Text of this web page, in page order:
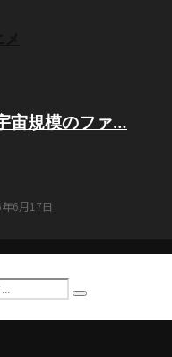
宙規模のファ…
6月17日
Search